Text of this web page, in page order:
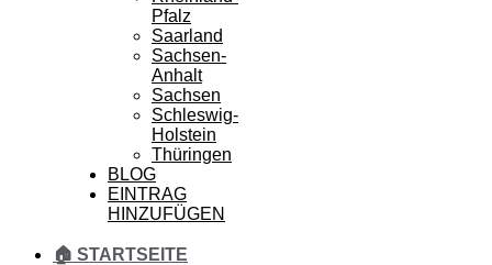
Pfalz
Saarland
Sachsen-
Anhalt
Sachsen
Schleswig-
Holstein
Thüringen
BLOG
EINTRAG
HINZUFÜGEN
🏠 STARTSEITE